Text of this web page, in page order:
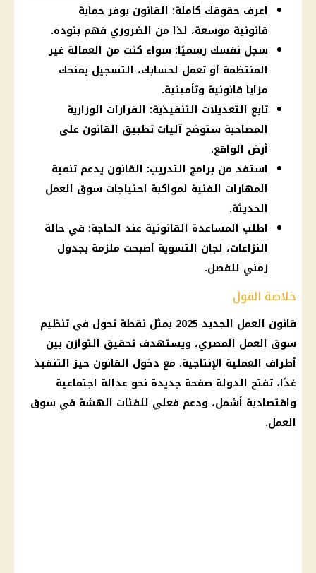
اعرف حقوقك كاملة: القانون يوفر حماية
قانونية موسعة، لذا من الضروري فهم بنوده.
سجل نفسك رسميًا: سواء كنت من العمالة غير
المنتظمة أو تعمل لحسابك، التسجيل يمنحك
مزايا قانونية وتأمينية.
تابع التعديلات التنفيذية: القرارات الوزارية
المصاحبة ستوضح آليات تطبيق القانون على
أرض الواقع.
استفد من برامج التدريب: القانون يدعم تنمية
المهارات الفنية لمواكبة احتياجات سوق العمل
الحديثة.
اطلب المساعدة القانونية عند الحاجة: في حالة
النزاعات، لجان التسوية أصبحت ملزمة بجدول
زمني للفصل.
خلاصة القول
قانون العمل الجديد 2025 يمثل نقطة تحول في تنظيم
سوق العمل المصري، ويستهدف تحقيق التوازن بين
أطراف العملية الإنتاجية. مع دخول القانون حيز التنفيذ
غدًا، تفتح الدولة صفحة جديدة نحو عدالة اجتماعية
واقتصادية أشمل، ودعم فعلي للفئات الهشة في سوق
العمل.